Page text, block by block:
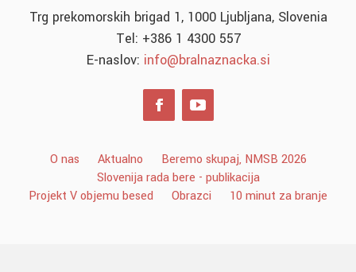
Trg prekomorskih brigad 1, 1000 Ljubljana, Slovenia
Tel: +386 1 4300 557
E-naslov: info@bralnaznacka.si
O nas Aktualno
Beremo skupaj, NMSB 2026
Slovenija rada bere - publikacija
Projekt V objemu besed
Obrazci 10 minut za branje